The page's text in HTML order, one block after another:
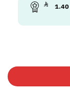
1.40